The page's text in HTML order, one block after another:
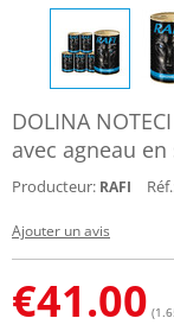
DOLINA
avec agneau
Producteur: RAFI
Ajouter un avis
€41.00